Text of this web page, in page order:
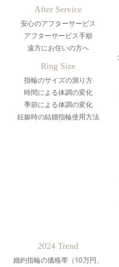
After Service
安心のアフターサービス
アフターサービス手順
遠方にお住いの方へ
Ring Size
指輪のサイズの測り方
時間による体調の変化
季節による体調の変化
妊娠時の結婚指輪使用方法
2024 Trend
婚約指輪の価格帯（10万円、